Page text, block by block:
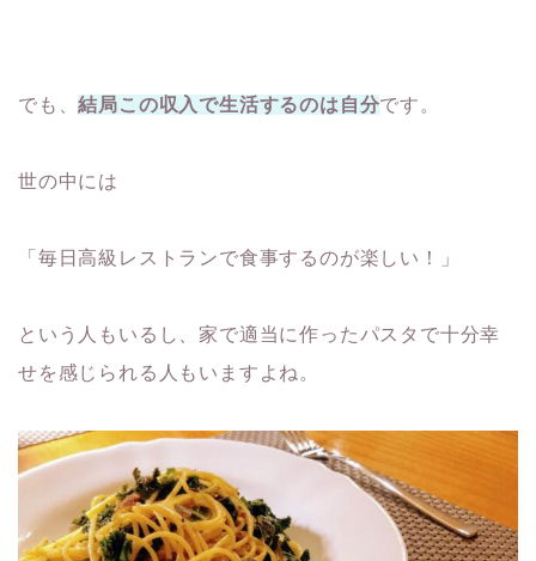
でも、結局この収入で生活するのは自分です。
世の中には
「毎日高級レストランで食事するのが楽しい！」
という人もいるし、家で適当に作ったパスタで十分幸
せを感じられる人もいますよね。